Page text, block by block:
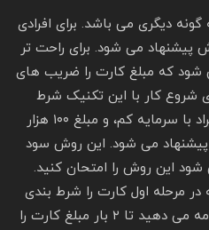
دیگری می باشد. برای افرادی
پیشنهاد می شود. برای راحت تر
شود که مبلغ کارت را ضریب های
برای شروع کار با این تکنیک شرط
بندی مبلغ ۱۰ هزار تومان برای افراد با سرمایه کم، و مبلغ ۱۰۰ هزار
پیشنهاد می شود. این روش سود
شود این روش را امتحان کنید.
مرحله اول کارت را شرط بندی
خواهید کرد. این کار را آنقدر ادامه می دهید تا ۲ بار مبلغ کارت را